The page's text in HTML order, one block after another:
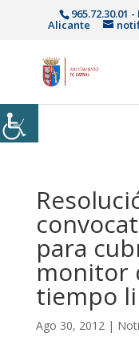
965.72.30.01
Alicante
para
monitor
tiempo
Ago 30, 2012|